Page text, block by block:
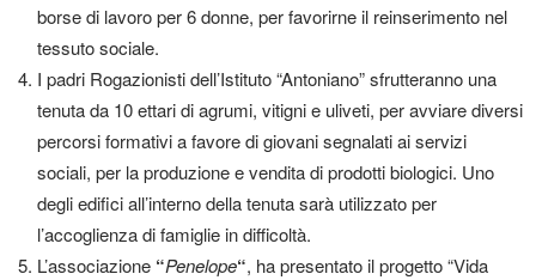
borse di lavoro per 6 donne, per favorirne il reinserimento nel
tessuto sociale.
I padri Rogazionisti dell’Istituto “Antoniano” sfrutteranno una
tenuta da 10 ettari di agrumi, vitigni e uliveti, per avviare diversi
percorsi formativi a favore di giovani segnalati ai servizi
sociali, per la produzione e vendita di prodotti biologici. Uno
degli edifici all’interno della tenuta sarà utilizzato per
l’accoglienza di famiglie in difficoltà.
L’associazione “Penelope“, ha presentato il progetto “Vida